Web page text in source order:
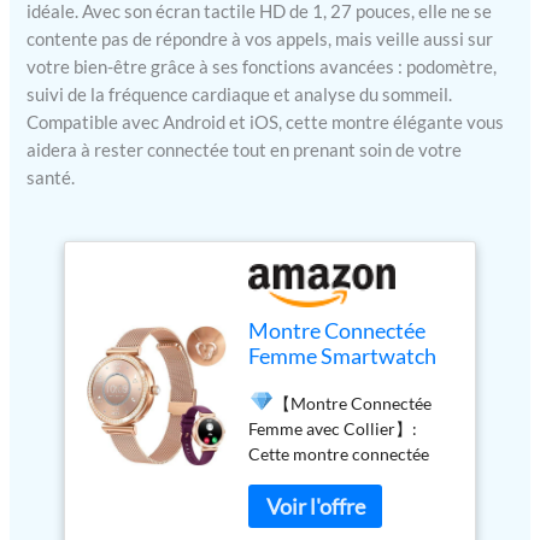
idéale. Avec son écran tactile HD de 1, 27 pouces, elle ne se
contente pas de répondre à vos appels, mais veille aussi sur
votre bien-être grâce à ses fonctions avancées : podomètre,
suivi de la fréquence cardiaque et analyse du sommeil.
Compatible avec Android et iOS, cette montre élégante vous
aidera à rester connectée tout en prenant soin de votre
santé.
Montre Connectée
Femme Smartwatch
Appel 1.27'' HD
Étanche Écran Tactile
Bracelet Connectee
avec Podomètre
Fréquence Cardiaque
Moniteur de Sommeil
【Montre Connectée
Femme avec Collier】:
Cette montre connectée
élégante. Smartwatch est
conçue avec une